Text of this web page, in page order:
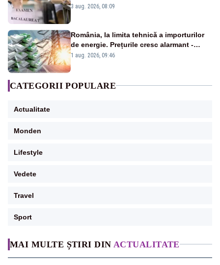
MAI MULTE ȘTIRI DIN ACTUALITATE
înscrişi
3 aug. 2026, 08:09
România, la limita tehnică a importurilor
de energie. Prețurile cresc alarmant -
Analiză Realitatea Plus
1 aug. 2026, 09:46
CATEGORII POPULARE
Actualitate
Monden
Lifestyle
Vedete
Travel
Sport